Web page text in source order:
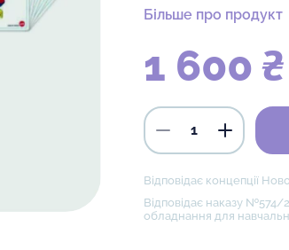
Більше про продукт
1 600 ₴
Відповідає концепції
Відповідає наказу №574/
обладнання для